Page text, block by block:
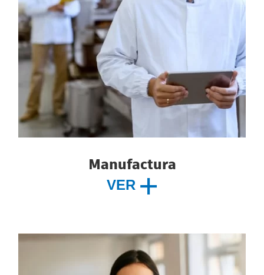
Manufactura
VER